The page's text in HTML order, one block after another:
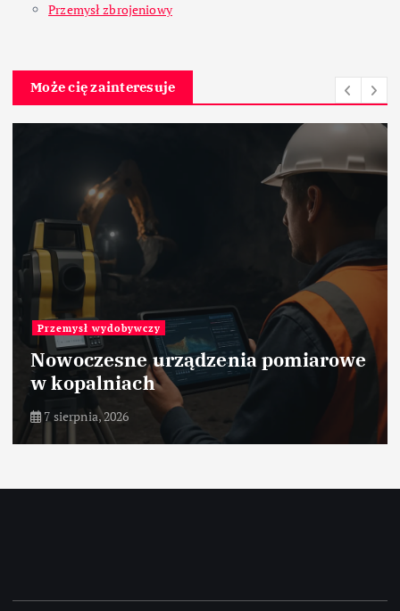
Przemysł zbrojeniowy
Może cię zainteresuje
Przemysł wydobywczy
Nowoczesne urządzenia pomiarowe
w kopalniach
7 sierpnia, 2026